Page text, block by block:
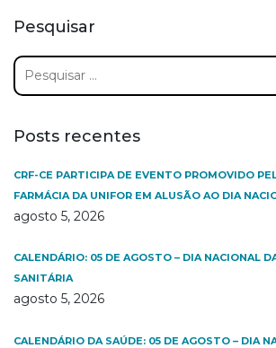
Pesquisar
Pesquisar
por:
Posts recentes
CRF-CE PARTICIPA DE EVENTO PROMOVIDO
FARMÁCIA DA UNIFOR EM ALUSÃO AO DIA
agosto 5, 2026
CALENDÁRIO: 05 DE AGOSTO – DIA NACIONAL
SANITÁRIA
agosto 5, 2026
CALENDÁRIO DA SAÚDE: 05 DE AGOSTO – DIA